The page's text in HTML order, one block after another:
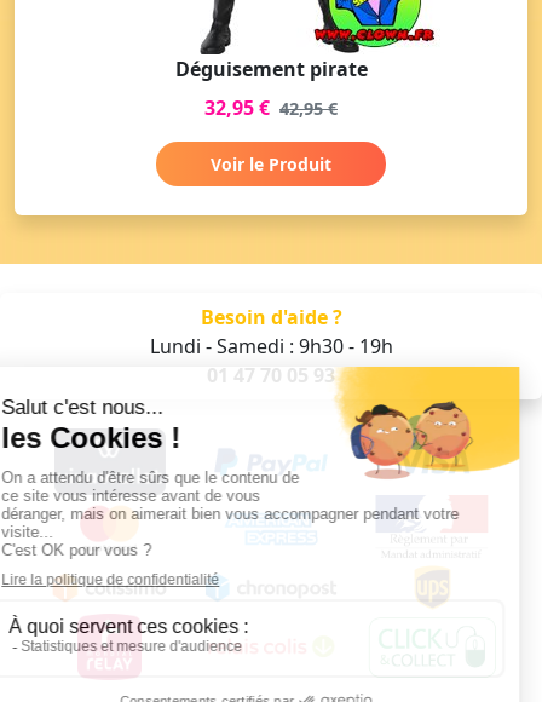
Déguisement pirate
32,95 € 42,95 €
Voir le Produit
Besoin d'aide ?
Lundi - Samedi : 9h30 - 19h
01 47 70 05 93